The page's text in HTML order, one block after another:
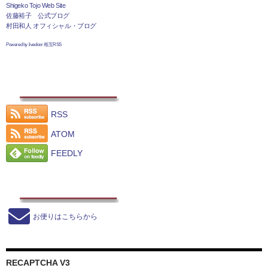
Shigeko Tojo Web Site
佐藤裕子 公式ブログ
村田和人 オフィシャル・ブログ
Powered by livedoor 相互RSS
RSS
ATOM
FEEDLY
お便りはこちらから
RECAPTCHA V3